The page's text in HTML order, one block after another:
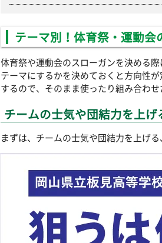
テーマ別！体育祭・運動
体育祭や運動会のスローガンを決める
テーマにするかを決めておくと方向性
するので、そのまま使ったり組み合わ
チームの士気や団結力を上
まずは、チームの士気や団結力を上げ